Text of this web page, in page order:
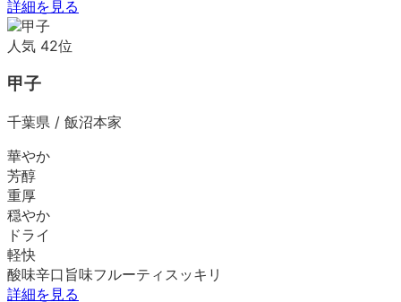
詳細を見る
人気 42位
甲子
千葉県 / 飯沼本家
華やか
芳醇
重厚
穏やか
ドライ
軽快
酸味辛口 旨味フルーティ スッキリ
詳細を見る